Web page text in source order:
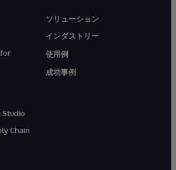
Studio
Chain
ソリューション
インダストリー
使用例
成功事例